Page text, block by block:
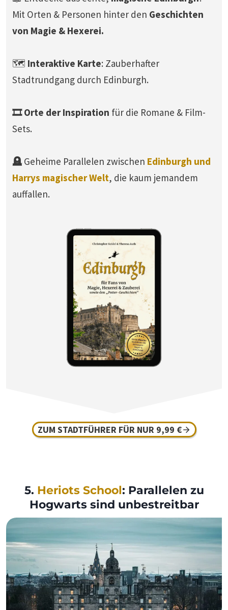
Mit Orten & Personen hinter den Geschichten
von Magie & Hexerei.
🗺️ Interaktive Karte: Zauberhafter
Stadtrundgang durch Edinburgh.
🎞️ Orte der Inspiration für die Romane & Film-
Sets.
🪦Geheime Parallelen zwischen Edinburgh und
Harrys magischer Welt, die kaum jemandem
auffallen.
ZUM STADTFÜHRER FÜR NUR 9,99 €
5. Heriots School: Parallelen zu
Hogwarts sind unbestreitbar